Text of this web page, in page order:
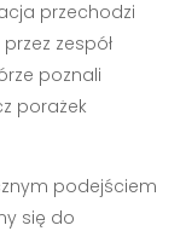
przechodzi
zespół
poznali
porażek
podejściem
się do